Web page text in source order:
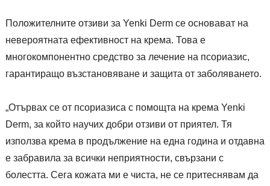
Положителните отзиви за Yenki Derm се основават на
невероятната ефективност на крема. Това е
многокомпонентно средство за лечение на псориазис,
гарантиращо възстановяване и защита от заболяването.
„Отървах се от псориазиса с помощта на крема Yenki
Derm, за който научих добри отзиви от приятел. Тя
използва крема в продължение на една година и отдавна
е забравила за всички неприятности, свързани с
болестта. Сега кожата ми е чиста, не се притеснявам да